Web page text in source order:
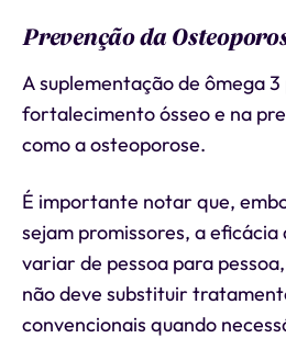
Prevenção da
A suplementação de ômega
fortalecimento ósseo e na
como a osteoporose.
É importante notar que,
sejam promissores, a eficácia
variar de pessoa para
não deve substituir
convencionais quando